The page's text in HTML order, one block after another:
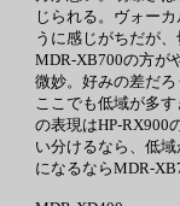
じられる。ヴォー
うに感じがちだが
MDR-XB700の方が
微妙。好みの差だ
ここでも低域が多
の表現はHP-RX900
い分けるなら、低
になるならMDR-